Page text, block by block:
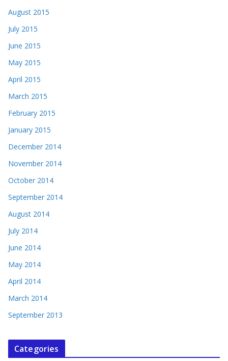
August 2015
July 2015
June 2015
May 2015
April 2015
March 2015
February 2015
January 2015
December 2014
November 2014
October 2014
September 2014
August 2014
July 2014
June 2014
May 2014
April 2014
March 2014
September 2013
Categories